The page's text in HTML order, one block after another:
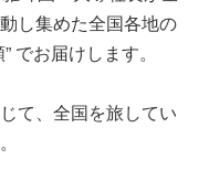
し集めた全国各地の
でお届けします。
て、全国を旅してい